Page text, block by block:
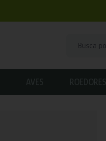
AVES ROEDORES